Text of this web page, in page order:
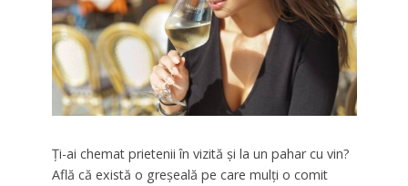
Ţi-ai chemat prietenii în vizită şi la un pahar cu vin?
Află că există o greşeală pe care mulţi o comit